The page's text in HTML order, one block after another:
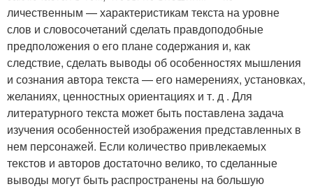
личественным — характеристикам текста на уровне
слов и словосочетаний сделать правдоподобные
предположения о его плане содержания и, как
следствие, сделать выводы об особенностях мышления
и сознания автора текста — его намерениях, установках,
желаниях, ценностных ориентациях и т. д . Для
литературного текста может быть поставлена задача
изу­чения особенностей изображения представленных в
нем персонажей. Если количество привлекаемых
текстов и авторов достаточно велико, то сделанные
выводы могут быть распространены на большую